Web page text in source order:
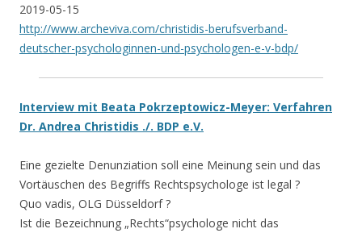
2019-05-15
http://www.archeviva.com/christidis-berufsverband-
deutscher-psychologinnen-und-psychologen-e-v-bdp/
Interview mit Beata Pokrzeptowicz-Meyer: Verfahren
Dr. Andrea Christidis ./. BDP e.V.
Eine gezielte Denunziation soll eine Meinung sein und das
Vortäuschen des Begriffs Rechtspsychologe ist legal ?
Quo vadis, OLG Düsseldorf ?
Ist die Bezeichnung „Rechts“psychologe nicht das